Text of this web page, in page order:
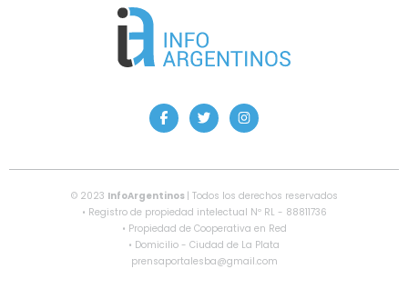
© 2023 InfoArgentinos | Todos los derechos reservados
• Registro de propiedad intelectual Nº RL - 88811736
• Propiedad de Cooperativa en Red
• Domicilio - Ciudad de La Plata
prensaportalesba@gmail.com